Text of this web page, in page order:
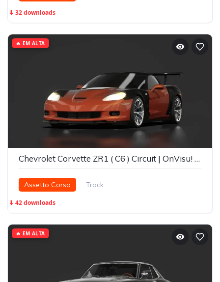
⬇ 32 downloads
Chevrolet Corvette ZR1 ( C6 ) Circuit | OnVisu! Society
Assetto Corsa Track
⬇ 42 downloads
🔥 EM ALTA
🔥 EM ALTA